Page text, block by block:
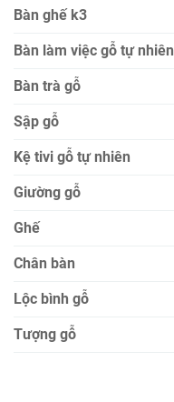
Bàn ghế k3
Bàn làm việc gỗ tự nhiên
Bàn trà gỗ
Sập gỗ
Kệ tivi gỗ tự nhiên
Giường gỗ
Ghế
Chân bàn
Lộc bình gỗ
Tượng gỗ